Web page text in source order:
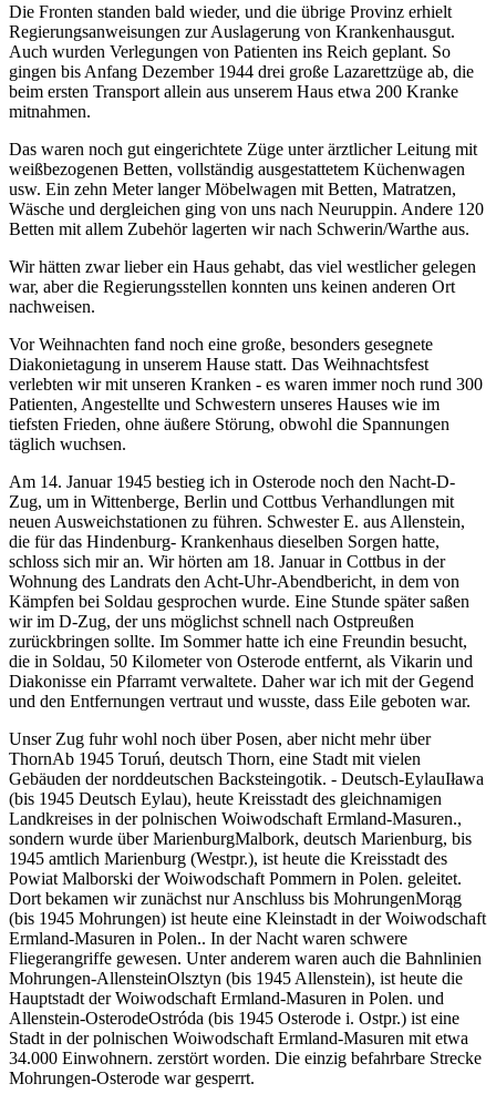
Die Fronten standen bald wieder, und die übrige Provinz erhielt
Regierungsanweisungen zur Auslagerung von Krankenhausgut.
Auch wurden Verlegungen von Patienten ins Reich geplant. So
gingen bis Anfang Dezember 1944 drei große Lazarettzüge ab, die
beim ersten Transport allein aus unserem Haus etwa 200 Kranke
mitnahmen.
Das waren noch gut eingerichtete Züge unter ärztlicher Leitung mit
weißbezogenen Betten, vollständig ausgestattetem Küchenwagen
usw. Ein zehn Meter langer Möbelwagen mit Betten, Matratzen,
Wäsche und dergleichen ging von uns nach Neuruppin. Andere 120
Betten mit allem Zubehör lagerten wir nach Schwerin/Warthe aus.
Wir hätten zwar lieber ein Haus gehabt, das viel westlicher gelegen
war, aber die Regierungsstellen konnten uns keinen anderen Ort
nachweisen.
Vor Weihnachten fand noch eine große, besonders gesegnete
Diakonietagung in unserem Hause statt. Das Weihnachtsfest
verlebten wir mit unseren Kranken - es waren immer noch rund 300
Patienten, Angestellte und Schwestern unseres Hauses wie im
tiefsten Frieden, ohne äußere Störung, obwohl die Spannungen
täglich wuchsen.
Am 14. Januar 1945 bestieg ich in Osterode noch den Nacht-D-
Zug, um in Wittenberge, Berlin und Cottbus Verhandlungen mit
neuen Ausweichstationen zu führen. Schwester E. aus Allenstein,
die für das Hindenburg- Krankenhaus dieselben Sorgen hatte,
schloss sich mir an. Wir hörten am 18. Januar in Cottbus in der
Wohnung des Landrats den Acht-Uhr-Abendbericht, in dem von
Kämpfen bei Soldau gesprochen wurde. Eine Stunde später saßen
wir im D-Zug, der uns möglichst schnell nach Ostpreußen
zurückbringen sollte. Im Sommer hatte ich eine Freundin besucht,
die in Soldau, 50 Kilometer von Osterode entfernt, als Vikarin und
Diakonisse ein Pfarramt verwaltete. Daher war ich mit der Gegend
und den Entfernungen vertraut und wusste, dass Eile geboten war.
Unser Zug fuhr wohl noch über Posen, aber nicht mehr über
ThornAb 1945 Toruń, deutsch Thorn, eine Stadt mit vielen
Gebäuden der norddeutschen Backsteingotik. - Deutsch-EylauIława
(bis 1945 Deutsch Eylau), heute Kreisstadt des gleichnamigen
Landkreises in der polnischen Woiwodschaft Ermland-Masuren.,
sondern wurde überMarienburgMalbork, deutsch Marienburg, bis
1945 amtlich Marienburg (Westpr.), ist heute die Kreisstadt des
Powiat Malborski der Woiwodschaft Pommern in Polen. geleitet.
Dort bekamen wir zunächst nur Anschluss bis MohrungenMorąg
(bis 1945 Mohrungen) ist heute eine Kleinstadt in der Woiwodschaft
Ermland-Masuren in Polen.. In der Nacht waren schwere
Fliegerangriffe gewesen. Unter anderem waren auch die Bahnlinien
Mohrungen-AllensteinOlsztyn (bis 1945 Allenstein), ist heute die
Hauptstadt der Woiwodschaft Ermland-Masuren in Polen. und
Allenstein-OsterodeOstróda (bis 1945 Osterode i. Ostpr.) ist eine
Stadt in der polnischen Woiwodschaft Ermland-Masuren mit etwa
34.000 Einwohnern. zerstört worden. Die einzig befahrbare Strecke
Mohrungen-Osterode war gesperrt.